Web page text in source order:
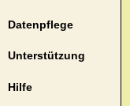
Datenpflege
Unterstützung
Hilfe